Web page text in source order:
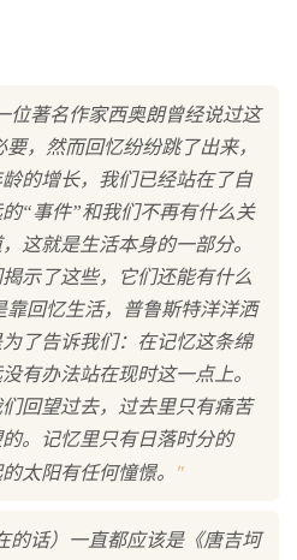
位著名作家西奥朗曾经说过这
，然而回忆纷纷跳了出来，
的增长，我们已经站在了自
“事件”和我们不再有什么关
这就是生活本身的一部分。
示了这些，它们还能有什么
靠回忆生活，普鲁斯特洋洋洒
了告诉我们：在记忆这条绵
有办法站在现时这一点上。
回望过去，过去里只有痛苦
。记忆里只有日落时分的
太阳有任何憧憬。
"
的话）一直都应该是《唐吉坷